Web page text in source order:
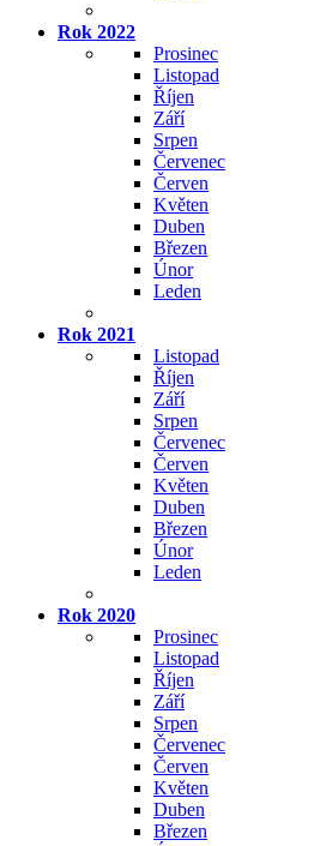
Rok 2022
Prosinec
Listopad
Říjen
Září
Srpen
Červenec
Červen
Květen
Duben
Březen
Únor
Leden
Rok 2021
Listopad
Říjen
Září
Srpen
Červenec
Červen
Květen
Duben
Březen
Únor
Leden
Rok 2020
Prosinec
Listopad
Říjen
Září
Srpen
Červenec
Červen
Květen
Duben
Březen